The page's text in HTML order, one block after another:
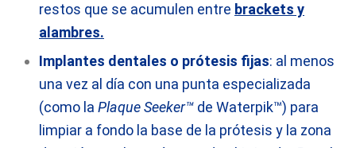
restos que se acumulen entre brackets y
alambres.
Implantes dentales o prótesis fijas: al menos
una vez al día con una punta especializada
(como la Plaque Seeker™ de Waterpik™) para
limpiar a fondo la base de la prótesis y la zona